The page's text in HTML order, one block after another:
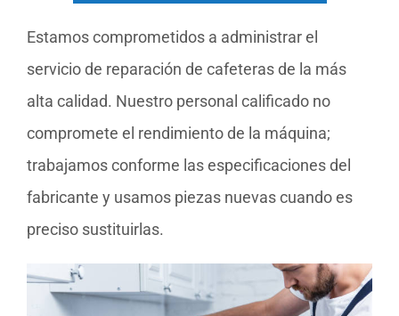
Estamos comprometidos a administrar el
servicio de reparación de cafeteras de la más
alta calidad. Nuestro personal calificado no
compromete el rendimiento de la máquina;
trabajamos conforme las especificaciones del
fabricante y usamos piezas nuevas cuando es
preciso sustituirlas.